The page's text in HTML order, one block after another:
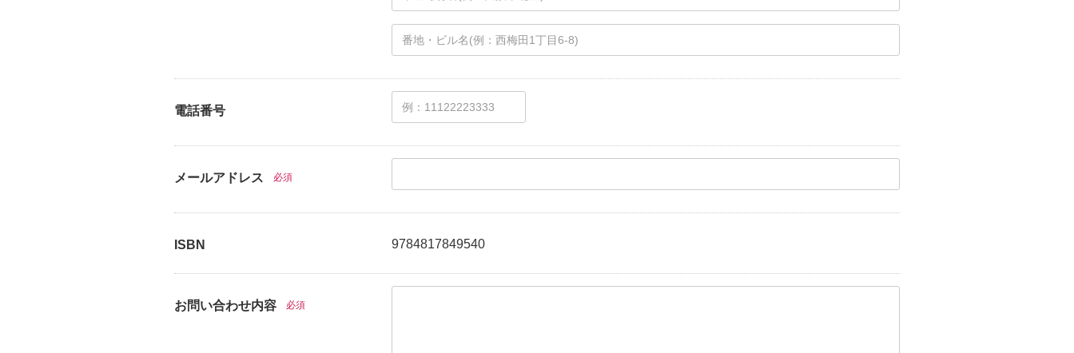
電話番号
メールアドレス 必須
ISBN 9784817849540
お問い合わせ内容 必須